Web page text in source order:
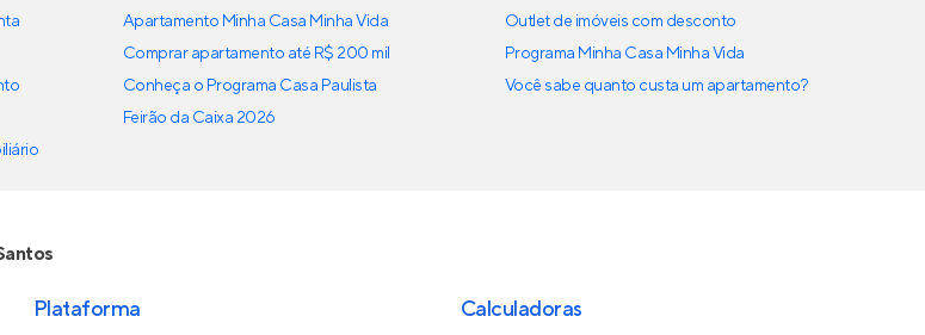
Apartamento Minha Casa Minha Vida
Comprar apartamento até R$ 200 mil
Conheça o Programa Casa Paulista
Feirão da Caixa 2026
Outlet de imóveis com desconto
Programa Minha Casa Minha Vida
Você sabe quanto custa um apartamento?
Plataforma Calculadoras